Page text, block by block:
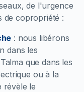
de l'urgence
de copropriété :
: nous libérons
dans les
que dans les
ou à la
révèle le